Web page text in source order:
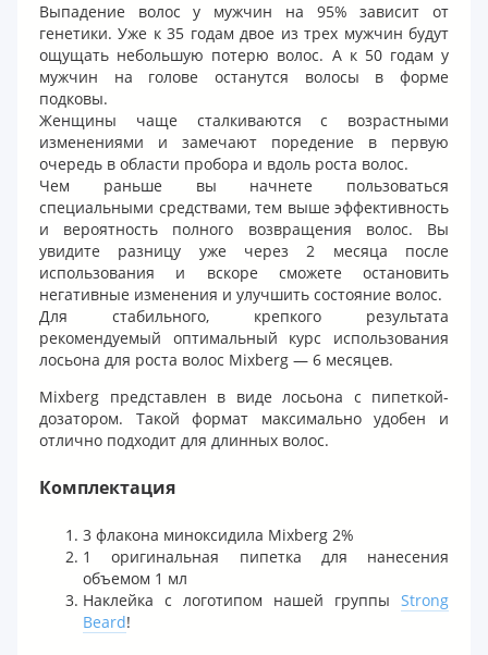
Выпадение волос у мужчин на 95% зависит от
генетики. Уже к 35 годам двое из трех мужчин будут
ощущать небольшую потерю волос. А к 50 годам у
мужчин на голове останутся волосы в форме
подковы.
Женщины чаще сталкиваются с возрастными
изменениями и замечают поредение в первую
очередь в области пробора и вдоль роста волос.
Чем раньше вы начнете пользоваться
специальными средствами, тем выше эффективность
и вероятность полного возвращения волос. Вы
увидите разницу уже через 2 месяца после
использования и вскоре сможете остановить
негативные изменения и улучшить состояние волос.
Для стабильного, крепкого результата
рекомендуемый оптимальный курс использования
лосьона для роста волос Mixberg — 6 месяцев.
Mixberg представлен в виде лосьона с пипеткой-
дозатором. Такой формат максимально удобен и
отлично подходит для длинных волос.
Комплектация
3 флакона миноксидила Mixberg 2%
1 оригинальная пипетка для нанесения
объемом 1 мл
Наклейка с логотипом нашей группы Strong
Beard!